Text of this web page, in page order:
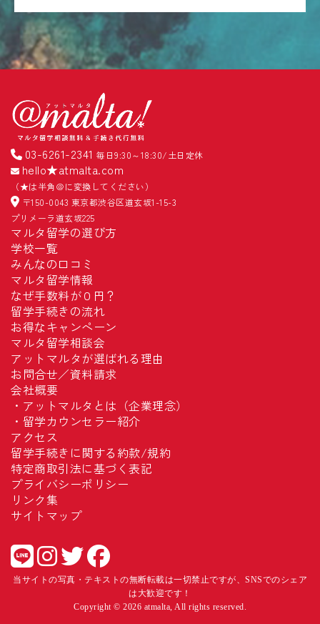
03-6261-2341 毎日9:30～18:30/土日定休
hello★atmalta.com
（★は半角＠に変換してください）
〒150-0043 東京都渋谷区道玄坂1-15-3
プリメーラ道玄坂225
マルタ留学の選び方
学校一覧
みんなの口コミ
マルタ留学情報
なぜ手数料が０円？
留学手続きの流れ
お得なキャンペーン
マルタ留学相談会
アットマルタが選ばれる理由
お問合せ／資料請求
会社概要
・ アットマルタとは（企業理念）
・ 留学カウンセラー紹介
アクセス
留学手続きに関する約款/規約
特定商取引法に基づく表記
プライバシーポリシー
リンク集
サイトマップ
当サイトの写真・テキストの無断転載は一切禁止ですが、SNSでのシェア
は大歓迎です！
Copyright © 2026 atmalta, All rights reserved.